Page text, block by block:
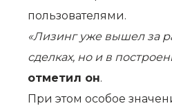
пользователями.
«Лизинг уже вышел за
сделках, но и в
отметил он.
При этом особое